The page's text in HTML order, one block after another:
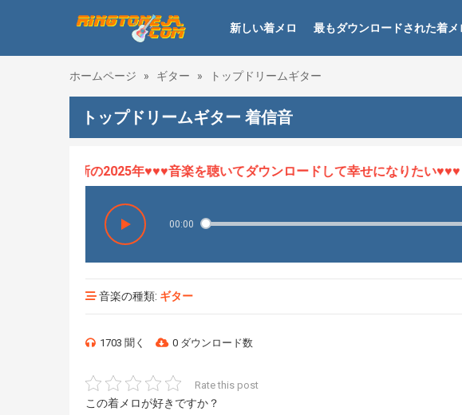
新しい着メロ 最もダウンロードされた着メ
ホームページ » ギター » トップドリームギター
トップドリームギター 着信音
、最新の2025年♥♥♥音楽を聴いてダウンロードして幸せになりたい♥♥♥
00:00
音楽の種類: ギター
1703 聞く 0 ダウンロード数
Rate this post
この着メロが好きですか？